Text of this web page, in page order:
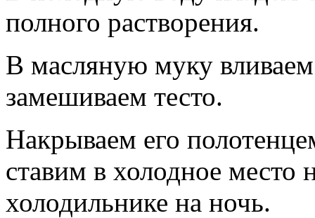
полного растворения.
В масляную муку
замешиваем тесто.
Накрываем его
ставим в холодное место
холодильнике на ночь.